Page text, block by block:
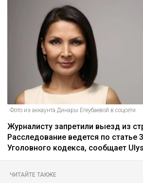
Главная Новости
На Динару Егеубаеву
уголовное дело после